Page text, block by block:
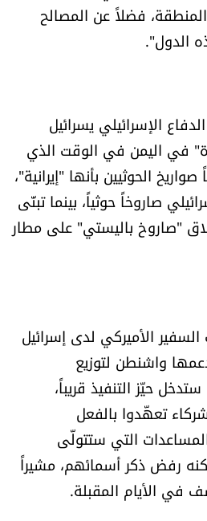
Digital solutions by
فضلاً عن المصالح
الدول".
الإسرائيلي يسرائيل
في اليمن في الوقت الذي
الحوثيين بأنها "إيرانية"،
صاروخاً حوثياً، بينما تبنّى
"صاروخ باليستي" على مطار
الأميركي لدى إسرائيل
واشنطن لتوزيع
حيّز التنفيذ قريباً،
تعهّدوا بالفعل
التي ستتولّى
رفض ذكر أسمائهم، مشيراً
في الأيام المقبلة.